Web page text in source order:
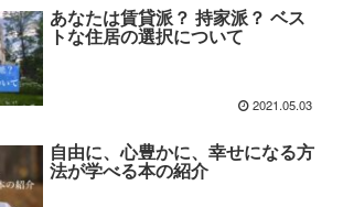
あなたは賃貸派？ 持家派？ ベス
トな住居の選択について
2021.05.03
自由に、心豊かに、幸せになる方
法が学べる本の紹介